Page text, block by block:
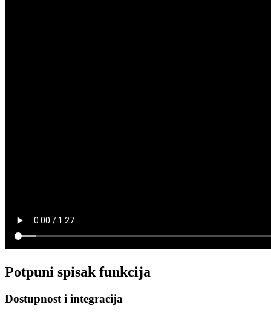
Potpuni spisak funkcija
Dostupnost i integracija